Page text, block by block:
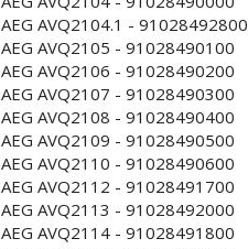
AEG AVQ2104.1 - 91028492800
AEG AVQ2105 - 91028490100
AEG AVQ2106 - 91028490200
AEG AVQ2107 - 91028490300
AEG AVQ2108 - 91028490400
AEG AVQ2109 - 91028490500
AEG AVQ2110 - 91028490600
AEG AVQ2112 - 91028491700
AEG AVQ2113 - 91028492000
AEG AVQ2114 - 91028491800